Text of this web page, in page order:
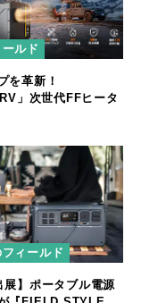
ルド
を革新！
」次世代FFヒータ
ィールド
展】ポータブル電源